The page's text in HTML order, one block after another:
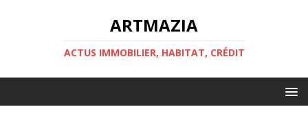
ARTMAZIA
ACTUS IMMOBILIER, HABITAT, CRÉDIT